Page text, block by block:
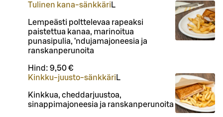
Tulinen kana-sänkkäri L
Lempeästi polttelevaa rapeaksi
paistettua kanaa, marinoitua
punasipulia, ’ndujamajoneesia ja
ranskanperunoita
Hind: 9,50 €
Kinkku-juusto-sänkkäri L
Kinkkua, cheddarjuustoa,
sinappimajoneesia ja ranskanperunoita